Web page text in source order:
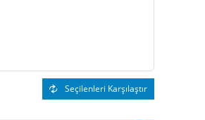
Seçilenleri Karşılaştır